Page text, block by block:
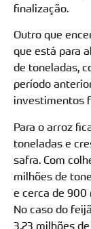
finalização.
Outro que
que está para
de toneladas,
período
investimentos
Para o arroz
toneladas e
safra. Com
milhões de
e cerca de 900
No caso do
3,23 milhões